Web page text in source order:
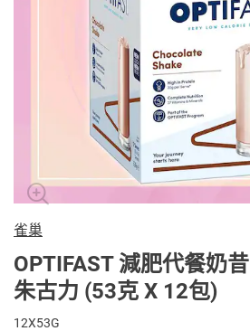
雀巢
OPTIFAST 減肥代餐奶昔
朱古力 (53克 X 12包)
12X53G